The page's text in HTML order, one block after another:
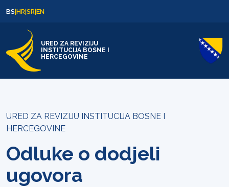
BS|HR|SR|EN
URED ZA REVIZIJU
INSTITUCIJA BOSNE I
HERCEGOVINE
URED ZA REVIZIJU INSTITUCIJA BOSNE I
HERCEGOVINE
Odluke o dodjeli
ugovora